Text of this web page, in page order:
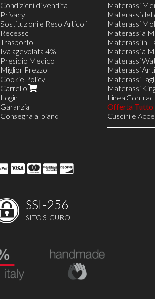
Condizioni di vendita
Privacy
Sostituzioni e Reso Articoli
Recesso
Trasporto
Iva agevolata 4%
Presidio Medico
Miglior Prezzo
Cookie Policy
Carrello
Login
Garanzia
Consegna al piano
Materassi
Materassi
Materassi
Materassi a
Materassi in
Materassi a
Materassi
Materassi
Materassi
Materassi
Linea
Offerta Tutto
Cuscini e
Reti in Legno
Reti a 8
SSL-256
SITO SICURO